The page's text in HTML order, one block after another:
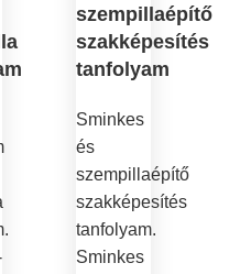
szempillaépítő
szakképesítés
tanfolyam
Sminkes
és
szempillaépítő
szakképesítés
tanfolyam.
Sminkes